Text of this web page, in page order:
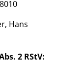
Hans
2 RStV: